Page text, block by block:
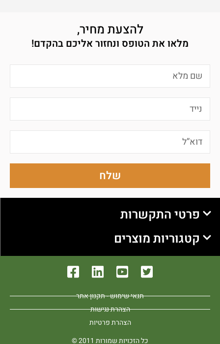
להצעת מחיר,
מלאו את הטופס ונחזור אליכם בהקדם!
שלח
פרטי התקשרות
קטגוריות מוצרים
תנאי שימוש - תקנון אתר
הצהרת נגישות
הצהרת פרטיות
כל הזכויות שמורות 2011 ©